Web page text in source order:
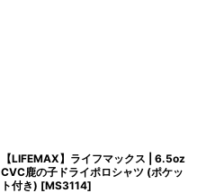
【LIFEMAX】ライフマックス | 6.5oz
CVC鹿の子ドライポロシャツ (ポケッ
ト付き) [MS3114]